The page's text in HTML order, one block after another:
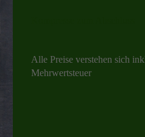
Alle Preise verstehen sich
Mehrwertsteuer